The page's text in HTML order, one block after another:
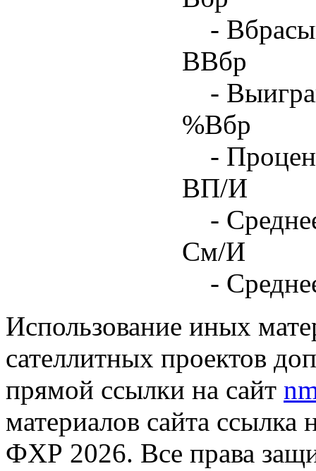
-
ВВбр
-
%Вбр
-
ВП/И
-
См/И
-
Использование иных
сателлитных проектов
прямой ссылки на сайт
материалов сайта ссылка
ФХР 2026. Все права